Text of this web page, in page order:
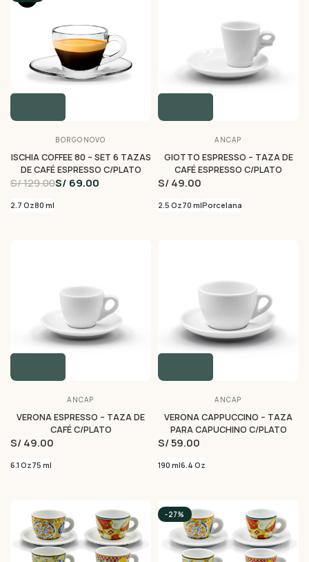
BORGONOVO
ISCHIA COFFEE 80 – SET 6 TAZAS
DE CAFÉ ESPRESSO C/PLATO
S/ 129.00S/ 69.00
2.7 Oz80 ml
ANCAP
GIOTTO ESPRESSO – TAZA DE
CAFÉ ESPRESSO C/PLATO
S/ 49.00
2.5 Oz70 mlPorcelana
ANCAP
VERONA ESPRESSO – TAZA DE
CAFÉ C/PLATO
S/ 49.00
6.1 Oz75 ml
ANCAP
VERONA CAPPUCCINO – TAZA
PARA CAPUCHINO C/PLATO
S/ 59.00
190 ml6.4 Oz
-27%